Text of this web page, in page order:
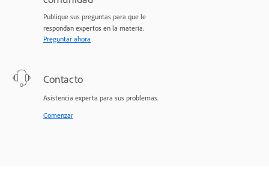
Publique sus preguntas para que le
respondan expertos en la materia.
Preguntar ahora
Contacto
Asistencia experta para sus problemas.
Comenzar